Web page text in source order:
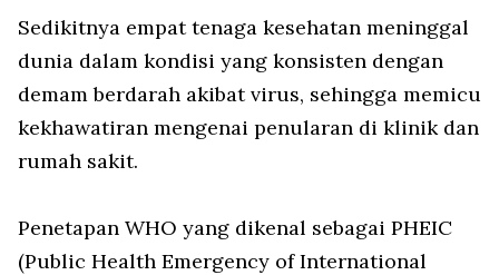
Sedikitnya empat tenaga kesehatan meninggal
dunia dalam kondisi yang konsisten dengan
demam berdarah akibat virus, sehingga memicu
kekhawatiran mengenai penularan di klinik dan
rumah sakit.
Penetapan WHO yang dikenal sebagai PHEIC
(Public Health Emergency of International